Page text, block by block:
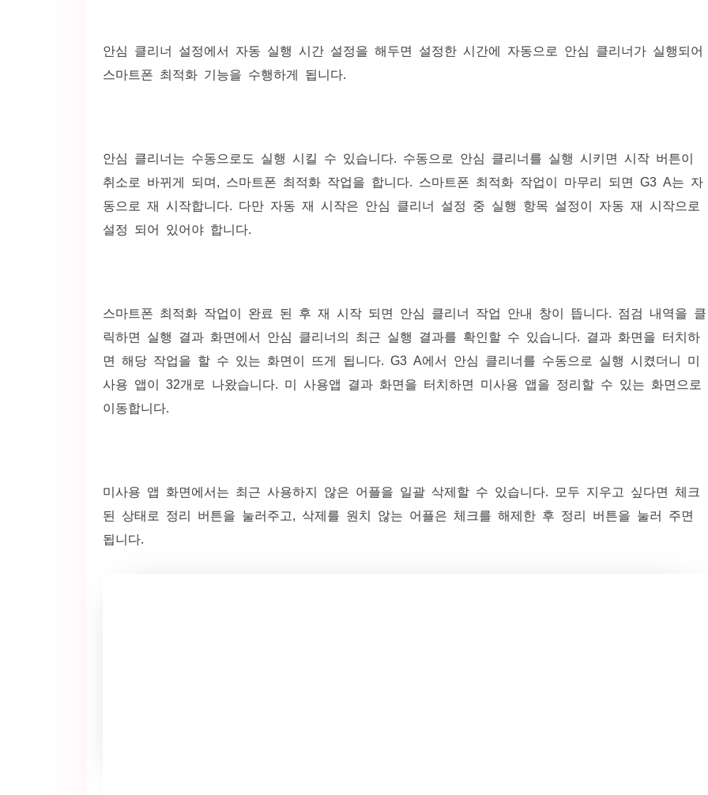
안심 클리너 설정에서 자동 실행 시간 설정을 해두면 설정한 시간에 자동으로 안심 클리너가 실행되어
스마트폰 최적화 기능을 수행하게 됩니다.
안심 클리너는 수동으로도 실행 시킬 수 있습니다. 수동으로 안심 클리너를 실행 시키면 시작 버튼이
취소로 바뀌게 되며, 스마트폰 최적화 작업을 합니다. 스마트폰 최적화 작업이 마무리 되면 G3 A는 자
동으로 재 시작합니다. 다만 자동 재 시작은 안심 클리너 설정 중 실행 항목 설정이 자동 재 시작으로
설정 되어 있어야 합니다.
스마트폰 최적화 작업이 완료 된 후 재 시작 되면 안심 클리너 작업 안내 창이 뜹니다. 점검 내역을 클
릭하면 실행 결과 화면에서 안심 클리너의 최근 실행 결과를 확인할 수 있습니다. 결과 화면을 터치하
면 해당 작업을 할 수 있는 화면이 뜨게 됩니다. G3 A에서 안심 클리너를 수동으로 실행 시켰더니 미
사용 앱이 32개로 나왔습니다. 미 사용앱 결과 화면을 터치하면 미사용 앱을 정리할 수 있는 화면으로
이동합니다.
미사용 앱 화면에서는 최근 사용하지 않은 어플을 일괄 삭제할 수 있습니다. 모두 지우고 싶다면 체크
된 상태로 정리 버튼을 눌러주고, 삭제를 원치 않는 어플은 체크를 해제한 후 정리 버튼을 눌러 주면
됩니다.